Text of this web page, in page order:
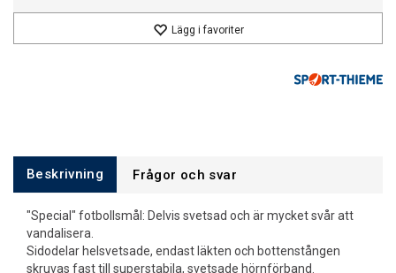
Lägg i favoriter
Beskrivning Frågor och svar
"Special" fotbollsmål: Delvis svetsad och är mycket svår att
vandalisera.
Sidodelar helsvetsade, endast läkten och bottenstången
skruvas fast till superstabila, svetsade hörnförband.